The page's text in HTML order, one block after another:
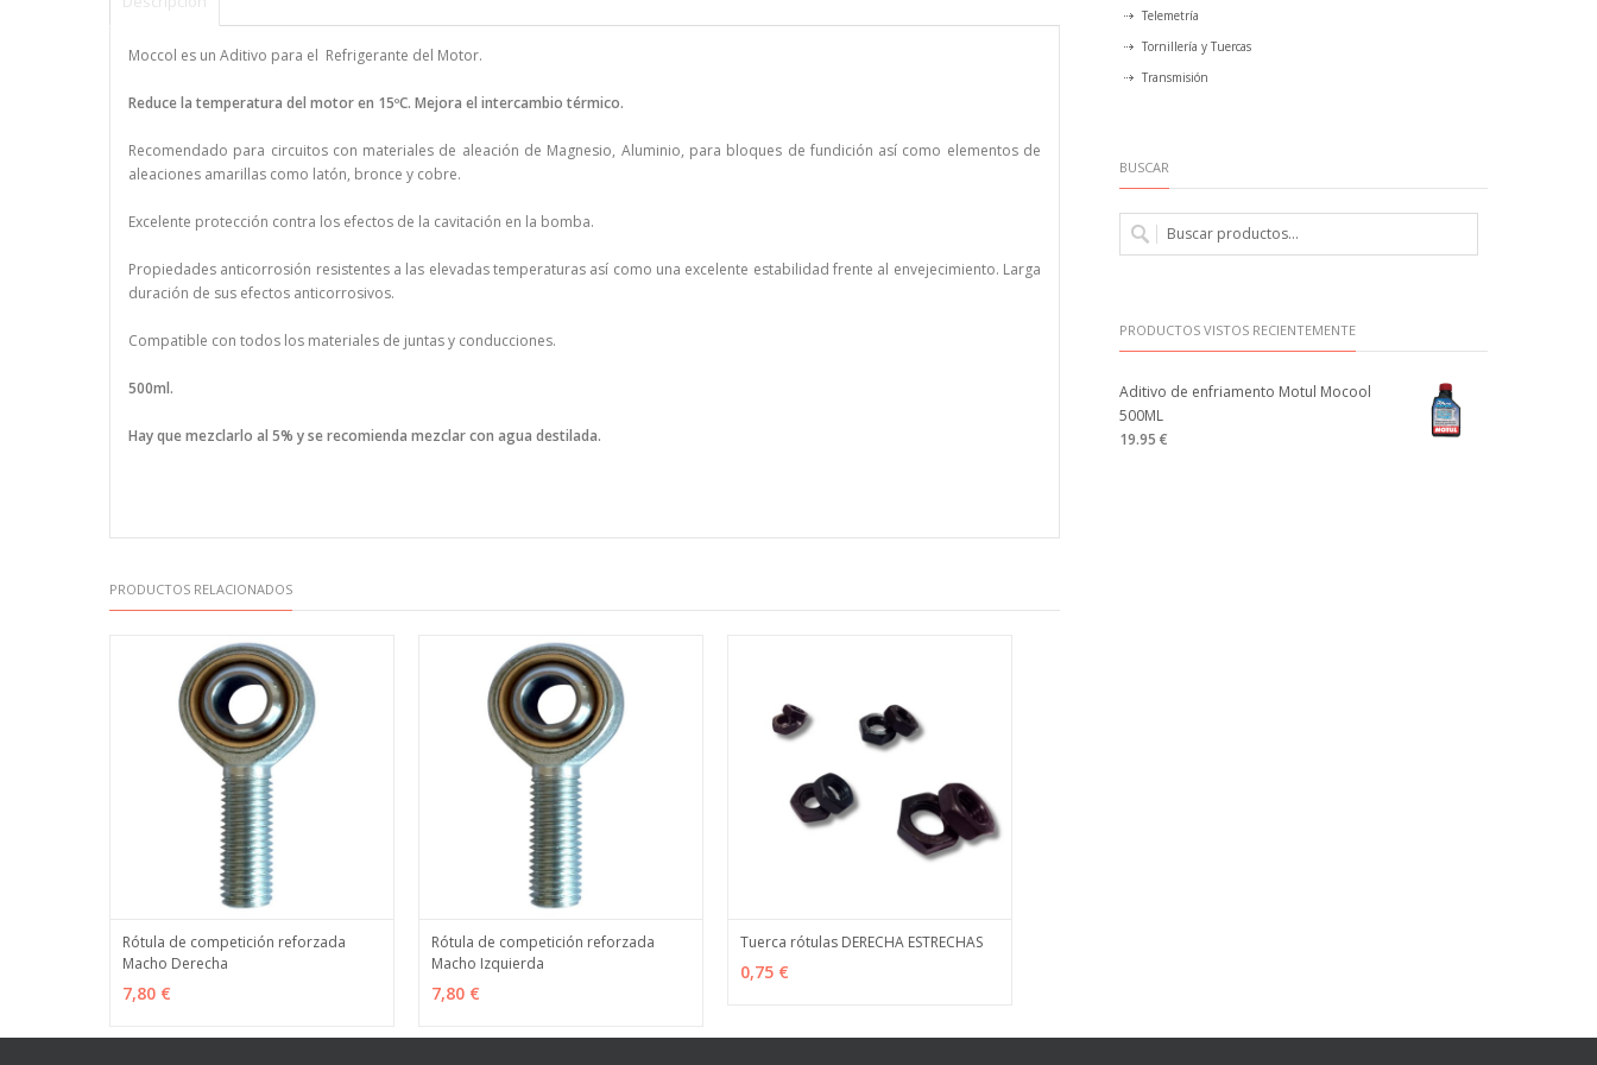
Moccol es un Aditivo para el Refrigerante del Motor.
Reduce la temperatura del motor en 15ºC. Mejora el intercambio térmico.
Recomendado para circuitos con materiales de aleación de Magnesio, Aluminio, para bloques de fundición así como elementos de
aleaciones amarillas como latón, bronce y cobre.
Excelente protección contra los efectos de la cavitación en la bomba.
Propiedades anticorrosión resistentes a las elevadas temperaturas así como una excelente estabilidad frente al envejecimiento. Larga
duración de sus efectos anticorrosivos.
Compatible con todos los materiales de juntas y conducciones.
500ml.
Hay que mezclarlo al 5% y se recomienda mezclar con agua destilada.
PRODUCTOS RELACIONADOS
VER OPCIONES
Rótula de competición reforzada
Macho Derecha
7,80 €
VER OPCIONES
Rótula de competición reforzada
Macho Izquierda
7,80 €
VER OPCIONES
Tuerca rótulas DERECHA ESTRECHAS
0,75 €
Telemetría
Tornillería y Tuercas
Transmisión
BUSCAR
PRODUCTOS VISTOS RECIENTEMENTE
Aditivo de enfriamento Motul Mocool
500ML
19.95 €